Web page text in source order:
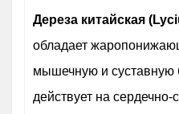
Дереза китайская
обладает
мышечную и суставную
действует на